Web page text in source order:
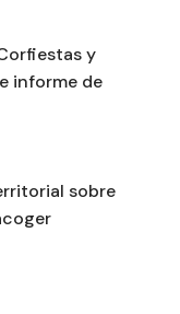
y
informe de
sobre